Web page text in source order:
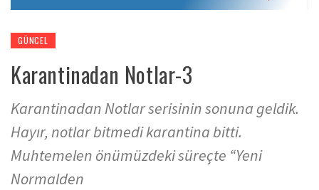
GÜNCEL
Karantinadan Notlar-3
Karantinadan Notlar serisinin sonuna geldik.
Hayır, notlar bitmedi karantina bitti.
Muhtemelen önümüzdeki süreçte “Yeni
Normalden